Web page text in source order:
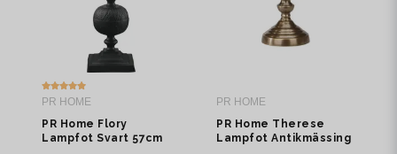
PR HOME
PR Home Flory
Lampfot Svart 57cm
PR HOME
PR Home Therese
Lampfot Antikmässing